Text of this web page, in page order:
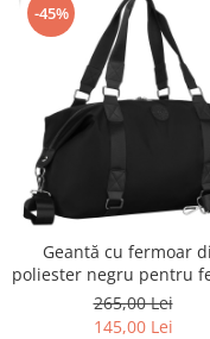
-45%
Geantă cu fermoar
poliester negru pentru
Peterson PTR-PTN
BLACK
265,00 Lei
145,00 Lei